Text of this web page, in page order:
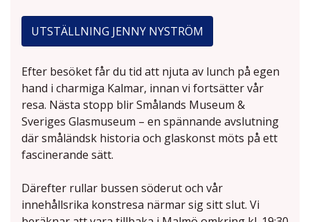
UTSTÄLLNING JENNY NYSTRÖM
Efter besöket får du tid att njuta av lunch på egen
hand i charmiga Kalmar, innan vi fortsätter vår
resa. Nästa stopp blir Smålands Museum &
Sveriges Glasmuseum – en spännande avslutning
där småländsk historia och glaskonst möts på ett
fascinerande sätt.
Därefter rullar bussen söderut och vår
innehållsrika konstresa närmar sig sitt slut. Vi